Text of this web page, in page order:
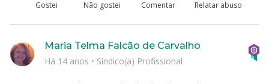
Gostei Não gostei Comentar Relatar abuso
Maria Telma Falcão de Carvalho
Há 14 anos • Síndico(a) Profissional